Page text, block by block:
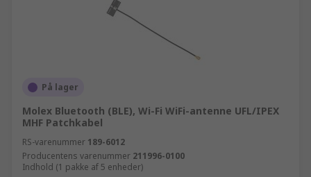
På lager
Molex Bluetooth (BLE), Wi-Fi WiFi-antenne UFL/IPEX
MHF Patchkabel
RS-varenummer 189-6012
Producentens varenummer 211996-0100
Indhold (1 pakke af 5 enheder)